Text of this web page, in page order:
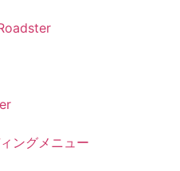
ングメニュー